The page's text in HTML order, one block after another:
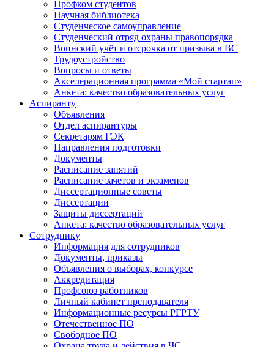
Профком студентов
Научная библиотека
Студенческое самоуправление
Студенческий отряд охраны правопорядка
Воинский учёт и отсрочка от призыва в ВС
Трудоустройство
Вопросы и ответы
Акселерационная программа «Мой стартап»
Анкета: качество образовательных услуг
Аспиранту
Объявления
Отдел аспирантуры
Секретарям ГЭК
Направления подготовки
Документы
Расписание занятий
Расписание зачетов и экзаменов
Диссертационные советы
Диссертации
Защиты диссертаций
Анкета: качество образовательных услуг
Сотруднику
Информация для сотрудников
Документы, приказы
Объявления о выборах, конкурсе
Аккредитация
Профсоюз работников
Личный кабинет преподавателя
Информационные ресурсы РГРТУ
Отечественное ПО
Свободное ПО